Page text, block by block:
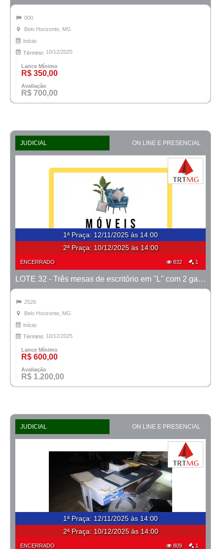
000
Belo Horizonte, MG
Início:
Término: 10/12/2025
Lance Mínimo
R$ 350,00
Avaliação
R$ 700,00
JUDICIAL ON LINE E PRESENCIAL
1ª Praça: 12/11/2025 às 14:00
2ª Praça: 10/12/2025 às 14:00
ENCERRADO 832 1
LOTE 32 - Três mesas de escritório em "L" com 2 gavetas
2526
Belo Horizonte, MG
Início:
Término: 10/12/2025
Lance Mínimo
R$ 600,00
Avaliação
R$ 1.200,00
JUDICIAL ON LINE E PRESENCIAL
1ª Praça: 12/11/2025 às 14:00
2ª Praça: 10/12/2025 às 14:00
ENCERRADO 809 1